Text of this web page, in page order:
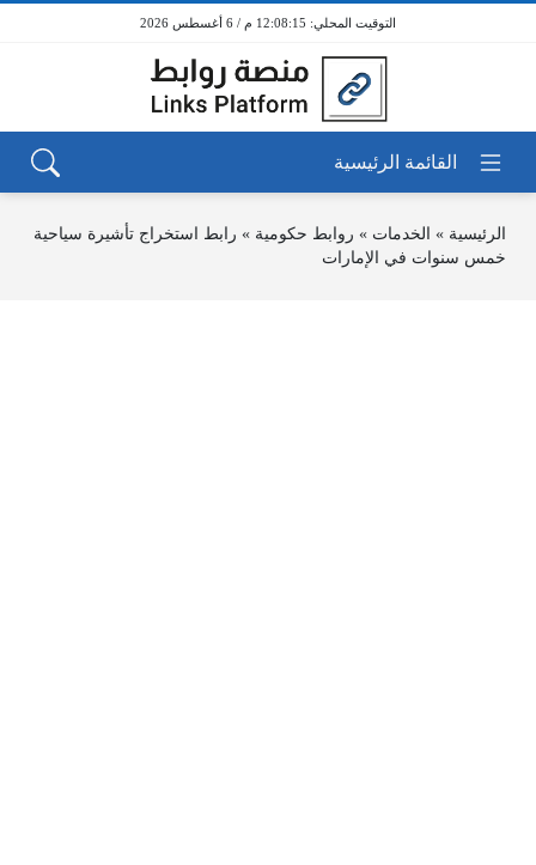
12:08:15 م / 6 أغسطس 2026
الرئيسية » الخدمات » روابط حكومية » رابط استخراج تأشيرة سياحية
خمس سنوات في الإمارات